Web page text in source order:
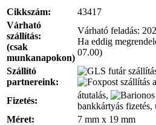
Cikkszám:
43417
Várható
szállítás:
(csak
munkanapokon)
Várható feladás:
Ha eddig
07.00)
Szállító
partnereink:
Fizetés:
átutalás,
bankkártyás fizetés,
Méret:
7 mm x 19 mm